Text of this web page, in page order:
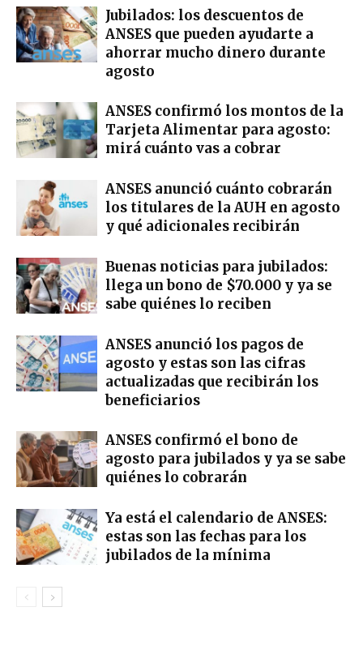
Jubilados: los descuentos de
ANSES que pueden ayudarte a
ahorrar mucho dinero durante
agosto
ANSES confirmó los montos de la
Tarjeta Alimentar para agosto:
mirá cuánto vas a cobrar
ANSES anunció cuánto cobrarán
los titulares de la AUH en agosto
y qué adicionales recibirán
Buenas noticias para jubilados:
llega un bono de $70.000 y ya se
sabe quiénes lo reciben
ANSES anunció los pagos de
agosto y estas son las cifras
actualizadas que recibirán los
beneficiarios
ANSES confirmó el bono de
agosto para jubilados y ya se sabe
quiénes lo cobrarán
Ya está el calendario de ANSES:
estas son las fechas para los
jubilados de la mínima